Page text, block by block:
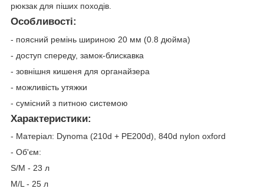
рюкзак для піших походів.
Особливості:
- поясний ремінь шириною 20 мм (0.8 дюйма)
- доступ спереду, замок-блискавка
- зовнішня кишеня для органайзера
- можливість утяжки
- сумісний з питною системою
Характеристики:
- Матеріал: Dynоma (210d + PE200d), 840d nylon oxford
- Об'єм:
S/M - 23 л
M/L - 25 л